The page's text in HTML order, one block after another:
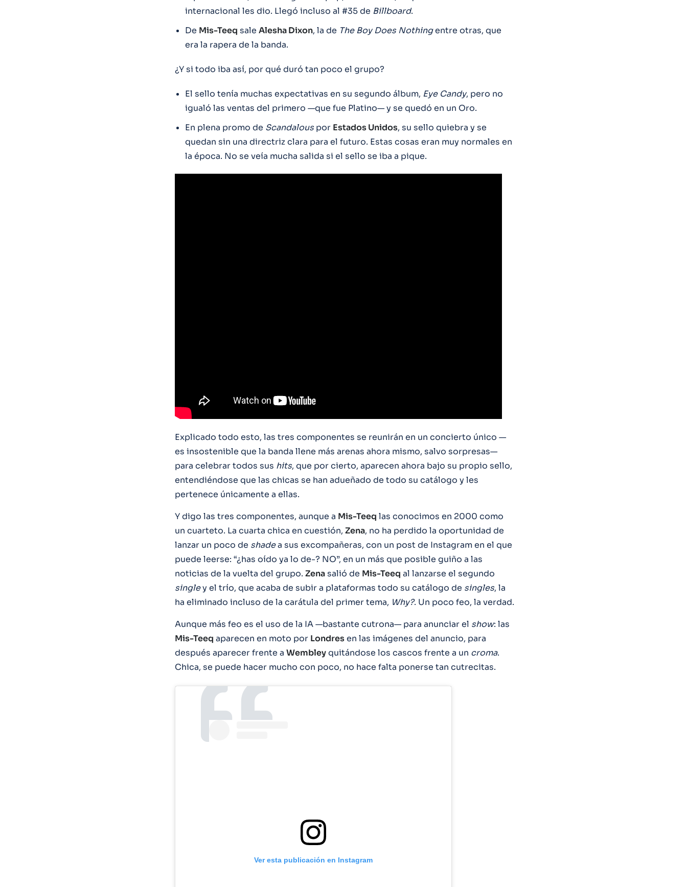
internacional les dio. Llegó incluso al #35 de Billboard.
De Mis-Teeq sale Alesha Dixon, la de The Boy Does Nothingentre otras, que
era la rapera de la banda.
¿Y si todo iba así, por qué duró tan poco el grupo?
El sello tenía muchas expectativas en su segundo álbum, Eye Candy, pero no
igualó las ventas del primero —que fue Platino— y se quedó en un Oro.
En plena promo de Scandalouspor Estados Unidos, su sello quiebra y se
quedan sin una directriz clara para el futuro. Estas cosas eran muy normales en
la época. No se veía mucha salida si el sello se iba a pique.
Explicado todo esto, las tres componentes se reunirán en un concierto único —
es insostenible que la banda llene más arenas ahora mismo, salvo sorpresas—
para celebrar todos sus hits, que por cierto, aparecen ahora bajo su propio sello,
entendiéndose que las chicas se han adueñado de todo su catálogo y les
pertenece únicamente a ellas.
Y digo las tres componentes, aunque a Mis-Teeq las conocimos en 2000 como
un cuarteto. La cuarta chica en cuestión, Zena, no ha perdido la oportunidad de
lanzar un poco de shadea sus excompañeras, con un post de Instagram en el que
puede leerse: “¿has oído ya lo de-? NO”, en un más que posible guiño a las
noticias de la vuelta del grupo. Zenasalió de Mis-Teeq al lanzarse el segundo
singley el trío, que acaba de subir a plataformas todo su catálogo de singles, la
ha eliminado incluso de la carátula del primer tema, Why?. Un poco feo, la verdad.
Aunque más feo es el uso de la IA —bastante cutrona— para anunciar el show: las
Mis-Teeq aparecen en moto por Londresen las imágenes del anuncio, para
después aparecer frente a Wembleyquitándose los cascos frente a un croma.
Chica, se puede hacer mucho con poco, no hace falta ponerse tan cutrecitas.
Ver esta publicación en Instagram